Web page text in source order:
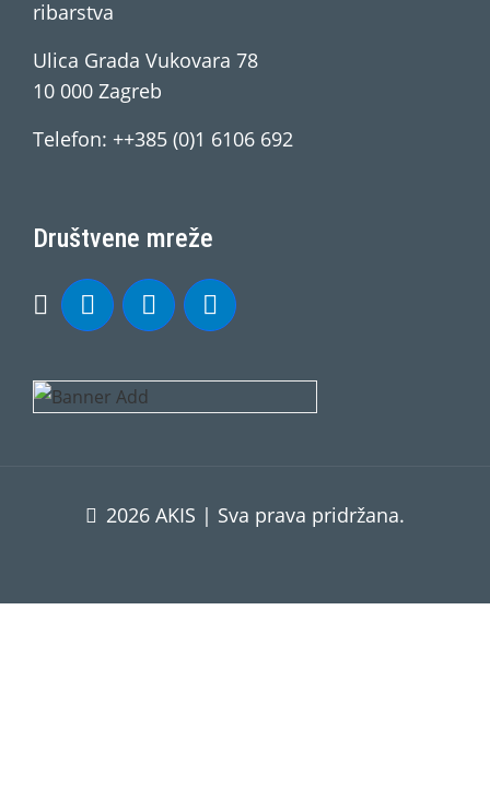
ribarstva
Ulica Grada Vukovara 78
10 000 Zagreb
Telefon: ++385 (0)1 6106 692
Društvene mreže
2026 AKIS | Sva prava pridržana.